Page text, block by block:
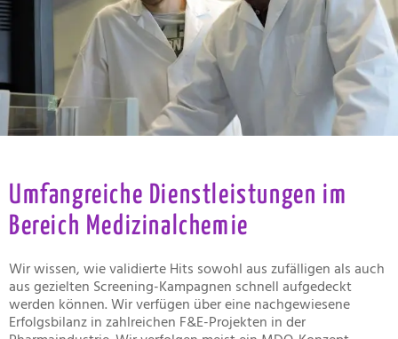
Umfangreiche Dienstleistungen im
Bereich Medizinalchemie
Wir wissen, wie validierte Hits sowohl aus zufälligen als auch
aus gezielten Screening-Kampagnen schnell aufgedeckt
werden können. Wir verfügen über eine nachgewiesene
Erfolgsbilanz in zahlreichen F&E-Projekten in der